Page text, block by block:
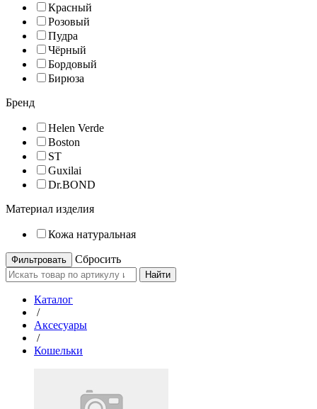
Красный
Розовый
Пудра
Чёрный
Бордовый
Бирюза
Бренд
Helen Verde
Boston
ST
Guxilai
Dr.BOND
Материал изделия
Кожа натуральная
Cбросить
Найти
Каталог
/
Аксесуары
/
Кошельки